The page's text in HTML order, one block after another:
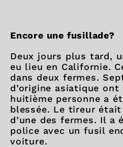
Encore une fusillade?
Deux jours plus tard,
eu lieu en Californie.
dans deux fermes.
d’origine asiatique
huitième personne a
blessée. Le tireur
d’une des fermes. Il a
police avec un fusil
voiture.